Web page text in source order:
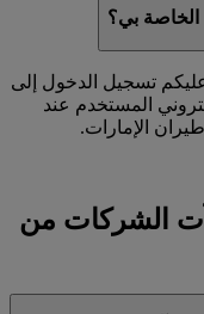
بي؟
2016، سيتعين عليكم تسجيل الدخول إلى
المستخدم عند
الإمارات.
الشركات من